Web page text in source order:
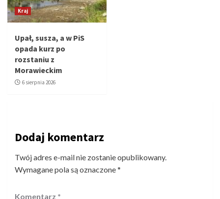
Kraj
Upał, susza, a w PiS
opada kurz po
rozstaniu z
Morawieckim
6 sierpnia 2026
Dodaj komentarz
Twój adres e-mail nie zostanie opublikowany.
Wymagane pola są oznaczone*
Komentarz *